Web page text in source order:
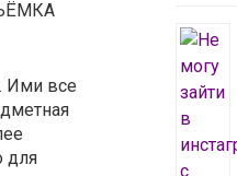
Ими все
для